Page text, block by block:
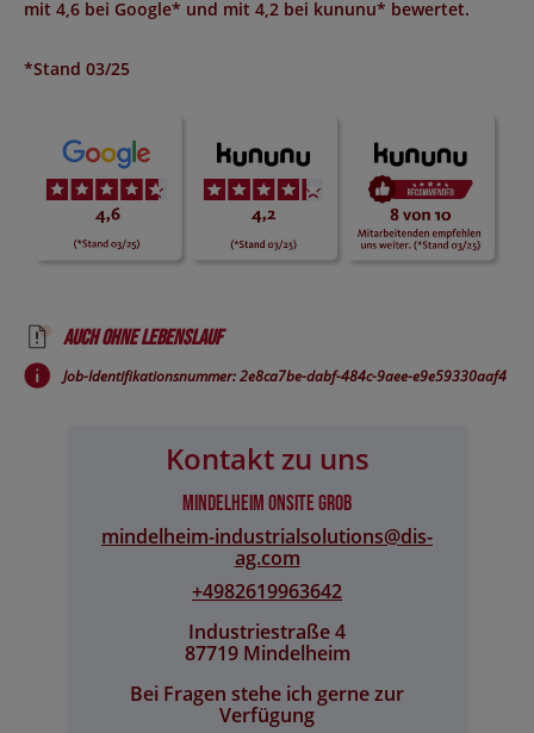
mit 4,6 bei Google* und mit 4,2 bei kununu* bewertet.
*Stand 03/25
Auch ohne Lebenslauf
Job-Identifikationsnummer: 2e8ca7be-dabf-484c-9aee-e9e59330aaf4
Kontakt zu uns
Mindelheim Onsite Grob
mindelheim-industrialsolutions@​dis-
ag.com
+4982619963642
Industriestraße 4
87719 Mindelheim
Bei Fragen stehe ich gerne zur
Verfügung